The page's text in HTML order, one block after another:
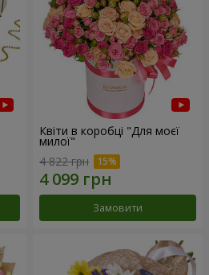
Квіти в коробці "Для моєї
милої"
4 822 грн
Замовити